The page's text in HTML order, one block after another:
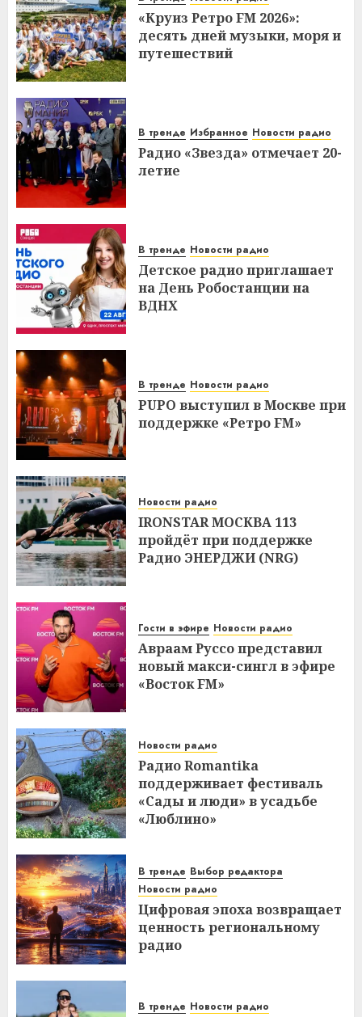
«Круиз Ретро FM 2026»:
десять дней музыки, моря и
путешествий
В тренде Избранное Новости радио
Радио «Звезда» отмечает 20-
летие
В тренде Новости радио
Детское радио приглашает
на День Робостанции на
ВДНХ
В тренде Новости радио
PUPO выступил в Москве при
поддержке «Ретро FM»
Новости радио
IRONSTAR МОСКВА 113
пройдёт при поддержке
Радио ЭНЕРДЖИ (NRG)
Гости в эфире Новости радио
Авраам Руссо представил
новый макси-сингл в эфире
«Восток FM»
Новости радио
Радио Romantika
поддерживает фестиваль
«Сады и люди» в усадьбе
«Люблино»
В тренде Выбор редактора
Новости радио
Цифровая эпоха возвращает
ценность региональному
радио
В тренде Новости радио